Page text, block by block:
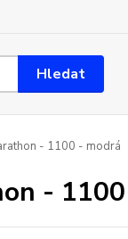
Hledat
- 1100 - modrá
-